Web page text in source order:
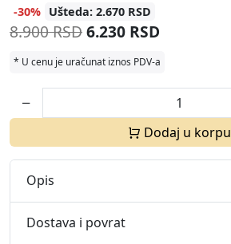
-30% Ušteda: 2.670 RSD
8.900 RSD6.230 RSD
* U cenu je uračunat iznos PDV-a
Dodaj u korpu
Opis
Dostava i povrat